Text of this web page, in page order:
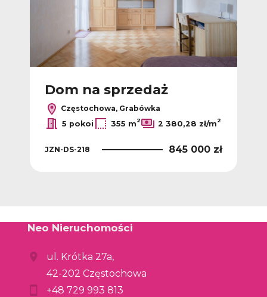
Dom na sprzedaż
Częstochowa, Grabówka
5 pokoi
355 m2 2 380,28 zł/m2
JZN-DS-218 845 000 zł
Neo Nieruchomości
ul. Krótka 27a,
42-202 Częstochowa
+48 729 993 813